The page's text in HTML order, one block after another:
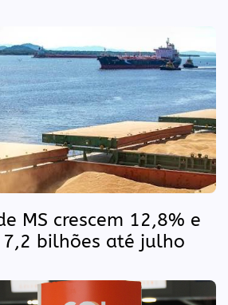
MS crescem 12,8% e
7,2 bilhões até julho